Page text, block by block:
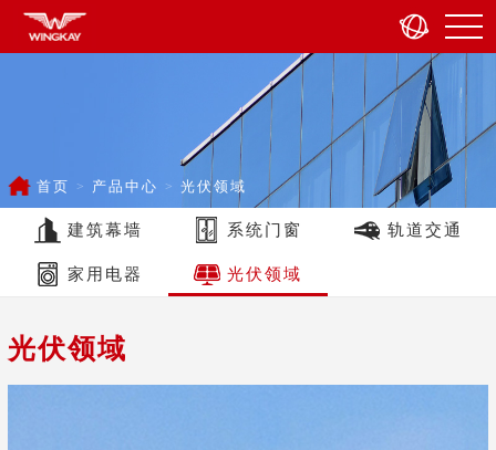
首页 产品中心 光伏领域
建筑幕墙 系统门窗 轨道交通
家用电器 光伏领域
光伏领域